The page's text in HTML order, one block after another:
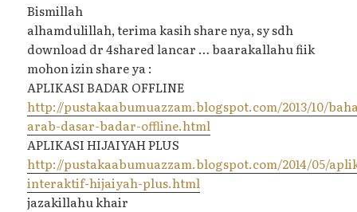
Bismillah
alhamdulillah, terima kasih share nya, sy sdh
download dr 4shared lancar … baarakallahu fiik
mohon izin share ya :
APLIKASI BADAR OFFLINE
http://pustakaabumuazzam.blogspot.com/2013/10/
arab-dasar-badar-offline.html
APLIKASI HIJAIYAH PLUS
http://pustakaabumuazzam.blogspot.com/2014/05/
interaktif-hijaiyah-plus.html
jazakillahu khair